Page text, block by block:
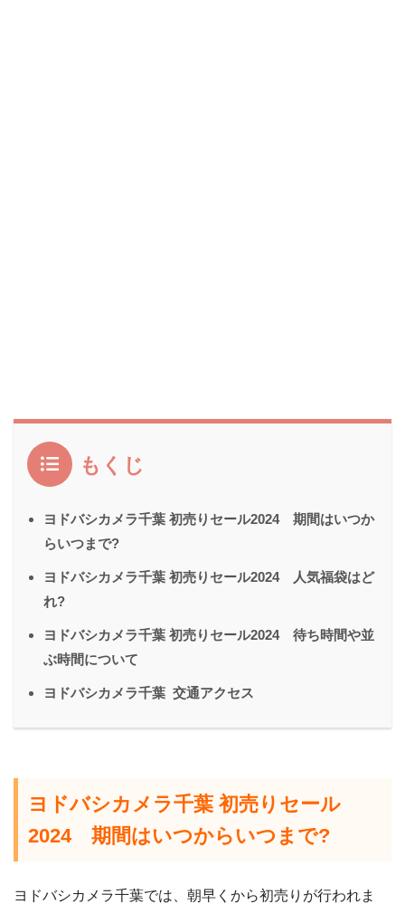
もくじ
ヨドバシカメラ千葉 初売りセール2024 期間はいつか
らいつまで?
ヨドバシカメラ千葉 初売りセール2024 人気福袋はど
れ?
ヨドバシカメラ千葉 初売りセール2024 待ち時間や並
ぶ時間について
ヨドバシカメラ千葉 交通アクセス
ヨドバシカメラ千葉 初売りセール
2024 期間はいつからいつまで?
ヨドバシカメラ千葉では、朝早くから初売りが行われま